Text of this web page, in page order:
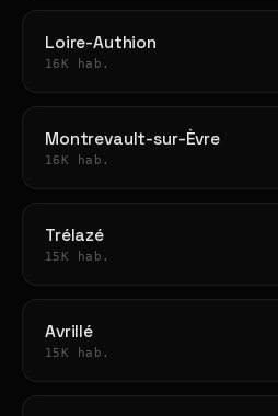
Loire-Authion
16K hab.
Montrevault-sur-Èvre
16K hab.
Trélazé
15K hab.
Avrillé
15K hab.